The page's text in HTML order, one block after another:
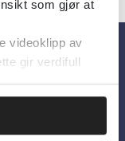
som gjør at
videoklipp av
gir verdifull